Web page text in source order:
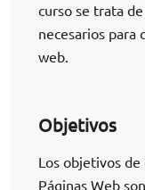
curso se trata
necesarios para
web.
Objetivos
Los objetivos de
Páginas Web